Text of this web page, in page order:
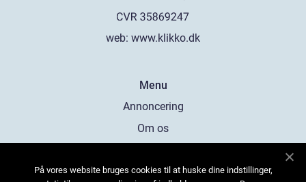
web: www.klikko.dk
Menu
Annoncering
Om os
Kontakt os
På vores website bruges cookies til at huske dine indstillinger,